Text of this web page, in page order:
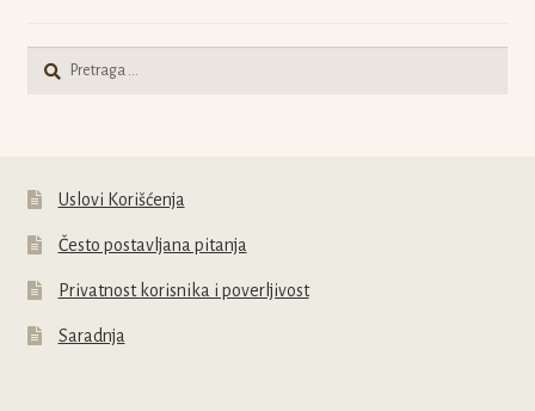
Pretraga
Uslovi Korišćenja
Često postavljana pitanja
Privatnost korisnika i poverljivost
Saradnja